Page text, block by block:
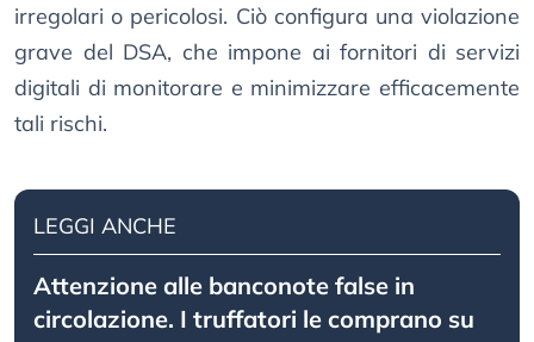
irregolari o pericolosi. Ciò configura una violazione
grave del DSA, che impone ai fornitori di servizi
digitali di monitorare e minimizzare efficacemente
tali rischi.
LEGGI ANCHE
Attenzione alle banconote false in
circolazione. I truffatori le comprano su